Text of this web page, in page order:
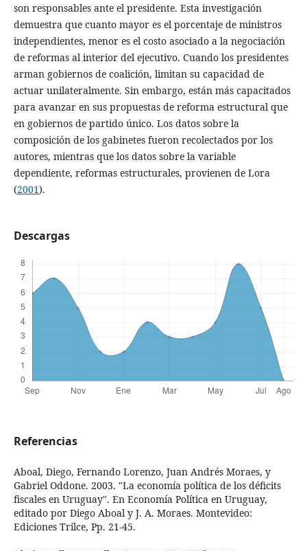
son responsables ante el presidente. Esta investigación
demuestra que cuanto mayor es el porcentaje de ministros
independientes, menor es el costo asociado a la negociación
de reformas al interior del ejecutivo. Cuando los presidentes
arman gobiernos de coalición, limitan su capacidad de
actuar unilateralmente. Sin embargo, están más capacitados
para avanzar en sus propuestas de reforma estructural que
en gobiernos de partido único. Los datos sobre la
composición de los gabinetes fueron recolectados por los
autores, mientras que los datos sobre la variable
dependiente, reformas estructurales, provienen de Lora
(2001).
Descargas
Referencias
Aboal, Diego, Fernando Lorenzo, Juan Andrés Moraes, y
Gabriel Oddone. 2003. "La economía política de los déficits
fiscales en Uruguay". En Economía Política en Uruguay,
editado por Diego Aboal y J. A. Moraes. Montevideo:
Ediciones Trilce, Pp. 21-45.